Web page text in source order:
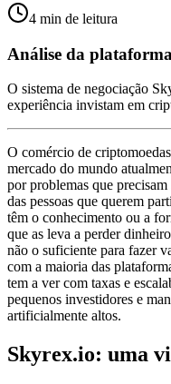
4 min de leitura
Análise da
O sistema de negociação
experiência invistam em
O comércio de
mercado do mundo
por problemas que
das pessoas que querem
têm o conhecimento ou a
que as leva a perder
não o suficiente para fazer
com a maioria das
tem a ver com taxas e
pequenos investidores e
artificialmente altos.
Skyrex.io: uma